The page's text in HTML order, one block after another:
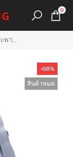
0
St.Andrews กระเป๋าสะพาย Cross Body รุ่น SSH0051 - สีฟ้า
-68%
สินค้าหมด